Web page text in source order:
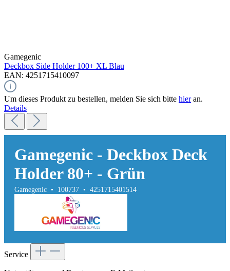
Gamegenic
Deckbox Side Holder 100+ XL Blau
EAN: 4251715410097
Um dieses Produkt zu bestellen, melden Sie sich bitte hieran.
Details
Gamegenic - Deckbox Deck
Holder 80+ - Grün
Gamegenic • 100737 • 4251715401514
Service